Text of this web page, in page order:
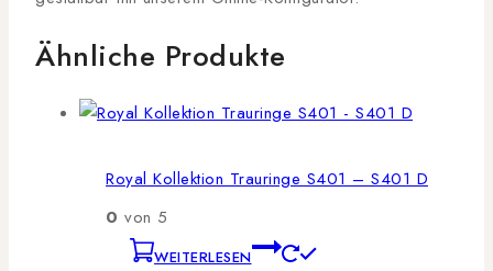
Ähnliche Produkte
Royal Kollektion Trauringe S401 – S401 D
0 von 5
WEITERLESEN